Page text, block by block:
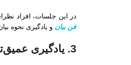
در این جلسات، افراد
فن بیان و یادگیری نحوه
3. یادگیری عمیق‌تر و درک بهتر مطالب